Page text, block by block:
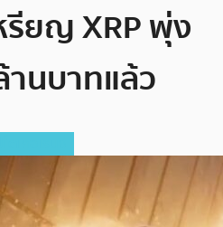
ยญ XRP พุ่ง
านบาทแล้ว